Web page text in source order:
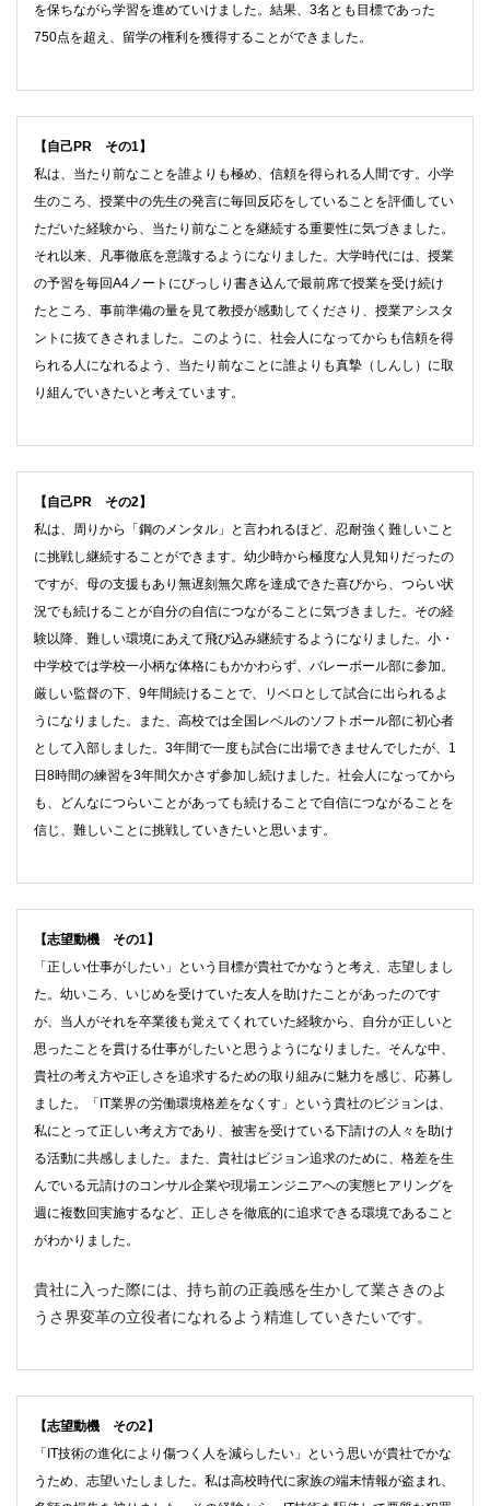
を保ちながら学習を進めていけました。結果、3名とも目標であった
750点を超え、留学の権利を獲得することができました。
【自己PR その1】
私は、当たり前なことを誰よりも極め、信頼を得られる人間です。小学
生のころ、授業中の先生の発言に毎回反応をしていることを評価してい
ただいた経験から、当たり前なことを継続する重要性に気づきました。
それ以来、凡事徹底を意識するようになりました。大学時代には、授業
の予習を毎回A4ノートにびっしり書き込んで最前席で授業を受け続け
たところ、事前準備の量を見て教授が感動してくださり、授業アシスタ
ントに抜てきされました。このように、社会人になってからも信頼を得
られる人になれるよう、当たり前なことに誰よりも真摯（しんし）に取
り組んでいきたいと考えています。
【自己PR その2】
私は、周りから「鋼のメンタル」と言われるほど、忍耐強く難しいこと
に挑戦し継続することができます。幼少時から極度な人見知りだったの
ですが、母の支援もあり無遅刻無欠席を達成できた喜びから、つらい状
況でも続けることが自分の自信につながることに気づきました。その経
験以降、難しい環境にあえて飛び込み継続するようになりました。小・
中学校では学校一小柄な体格にもかかわらず、バレーボール部に参加。
厳しい監督の下、9年間続けることで、リベロとして試合に出られるよ
うになりました。また、高校では全国レベルのソフトボール部に初心者
として入部しました。3年間で一度も試合に出場できませんでしたが、1
日8時間の練習を3年間欠かさず参加し続けました。社会人になってから
も、どんなにつらいことがあっても続けることで自信につながることを
信じ、難しいことに挑戦していきたいと思います。
【志望動機 その1】
「正しい仕事がしたい」という目標が貴社でかなうと考え、志望しまし
た。幼いころ、いじめを受けていた友人を助けたことがあったのです
が、当人がそれを卒業後も覚えてくれていた経験から、自分が正しいと
思ったことを貫ける仕事がしたいと思うようになりました。そんな中、
貴社の考え方や正しさを追求するための取り組みに魅力を感じ、応募し
ました。「IT業界の労働環境格差をなくす」という貴社のビジョンは、
私にとって正しい考え方であり、被害を受けている下請けの人々を助け
る活動に共感しました。また、貴社はビジョン追求のために、格差を生
んでいる元請けのコンサル企業や現場エンジニアへの実態ヒアリングを
週に複数回実施するなど、正しさを徹底的に追求できる環境であること
がわかりました。
貴社に入った際には、持ち前の正義感を生かして業さきのよ
うさ界変革の立役者になれるよう精進していきたいです。
【志望動機 その2】
「IT技術の進化により傷つく人を減らしたい」という思いが貴社でかな
うため、志望いたしました。私は高校時代に家族の端末情報が盗まれ、